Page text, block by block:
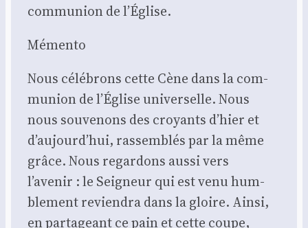
com­mu­nion de l’Église.
Mémen­to
Nous célé­brons cette Cène dans la com­
mu­nion de l’Église uni­ver­selle. Nous
nous sou­ve­nons des croyants d’hier et
d’aujourd’hui, ras­sem­blés par la même
grâce. Nous regar­dons aus­si vers
l’avenir : le Sei­gneur qui est venu hum­
ble­ment revien­dra dans la gloire. Ain­si,
en par­ta­geant ce pain et cette coupe,